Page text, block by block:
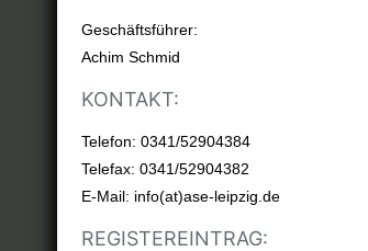
Geschäftsführer:
Achim Schmid
KONTAKT:
Telefon: 0341/52904384
Telefax: 0341/52904382
E-Mail: info(at)ase-leipzig.de
REGISTEREINTRAG: